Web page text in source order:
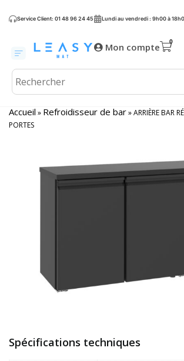
Service Client: 01 48 96 24 45 Lundi au vendredi : 9h00 à
Mon compte
Accueil » Refroidisseur de bar»ARRIÈRE BAR
PORTES
Spécifications techniques